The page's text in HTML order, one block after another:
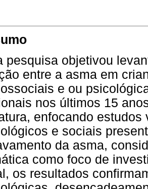
pesquisa objetivou
entre a asma em
e ou
nos últimos 15
enfocando
e sociais
da asma,
como foco de
os resultados